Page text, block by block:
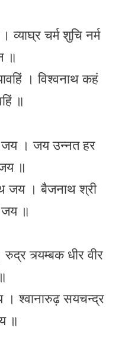
चर्म शुचि नर्म
॥
। विश्वनाथ कहं
॥
। जय उन्नत हर
॥
जय । बैजनाथ श्री
॥
त्र्यम्बक धीर वीर
श्वानारुढ़ सयचन्द्र
॥